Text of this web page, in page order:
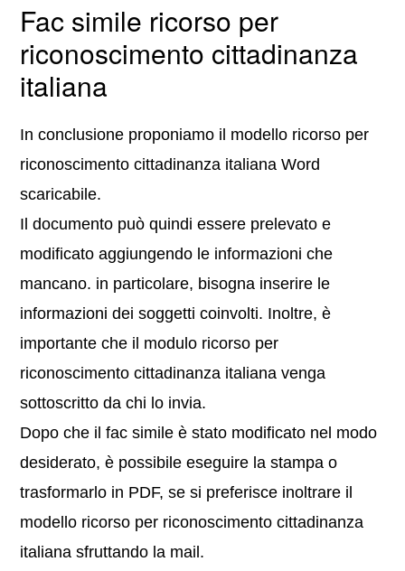
Fac simile ricorso per
riconoscimento cittadinanza
italiana
In conclusione proponiamo il modello ricorso per
riconoscimento cittadinanza italiana Word
scaricabile.
Il documento può quindi essere prelevato e
modificato aggiungendo le informazioni che
mancano. in particolare, bisogna inserire le
informazioni dei soggetti coinvolti. Inoltre, è
importante che il modulo ricorso per
riconoscimento cittadinanza italiana venga
sottoscritto da chi lo invia.
Dopo che il fac simile è stato modificato nel modo
desiderato, è possibile eseguire la stampa o
trasformarlo in PDF, se si preferisce inoltrare il
modello ricorso per riconoscimento cittadinanza
italiana sfruttando la mail.